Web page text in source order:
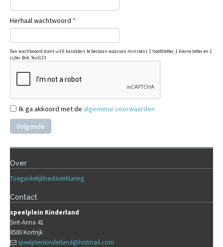
Herhaal wachtwoord *
Een wachtwoord dient uit 6 karakters te bestaan waarvan minstens 1 hoofdletter, 1 kleine letter en 1
cijfer. Bvb: Test123
Ik ga akkoord met de algemene voorwaarden
Volgende
Over
Toegankelijkheidsverklaring
Contact
speelplein Kinderland
Sint-Anna 41
8500Kortrijk
speelpleinkinderland@hotmail.com